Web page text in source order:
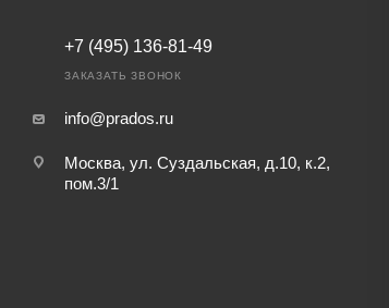
+7 (495) 136-81-49
ЗАКАЗАТЬ ЗВОНОК
info@prados.ru
Москва, ул. Суздальская, д.10, к.2,
пом.3/1